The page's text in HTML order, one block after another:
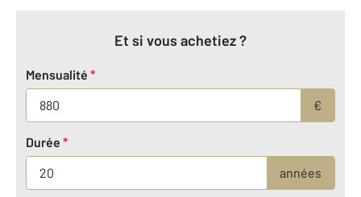
Et si vous achetiez ?
Mensualité *
€
Durée *
années